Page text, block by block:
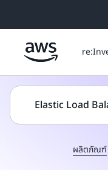
Elastic Load
ผลิตภัณฑ์